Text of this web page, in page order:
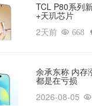
TCL P80系列
+天玑芯片
2天前  668
余承东称 内存
都是在亏损
2026-08-05 